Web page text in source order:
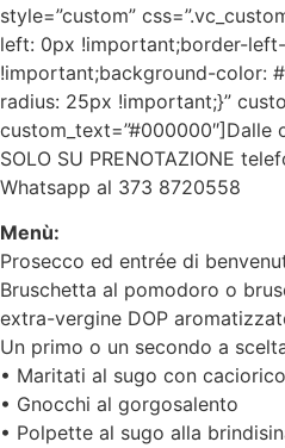
style=”custom”
left: 0px !important;border-
!important;background-color:
radius: 25px !important;}”
custom_text=”#000000″]Dalle
SOLO SU PRENOTAZIONE
Whatsapp al 373 8720558
Menù:
Prosecco ed entrée di
Bruschetta al pomodoro o
extra-vergine DOP
Un primo o un secondo a
• Maritati al sugo con
• Gnocchi al gorgosalento
• Polpette al sugo alla